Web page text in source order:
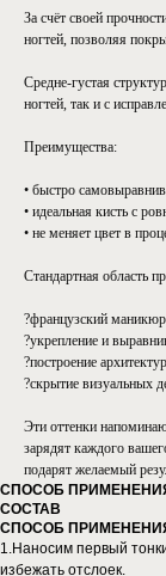
За счёт своей
ногтей, позволяя
Средне-густая
ногтей, так и с
Преимущества:
• быстро
• идеальная кисть с
• не меняет цвет в
Стандартная область
?французский маникюр
?укрепление и
?построение
?скрытие визуальных
Эти оттенки
зарядят каждого
подарят желаемый
СПОСОБ
СОСТАВ
СПОСОБ
1.Наносим первый
избежать отслоек.